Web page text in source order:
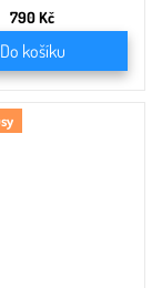
790 Kč
Do košíku